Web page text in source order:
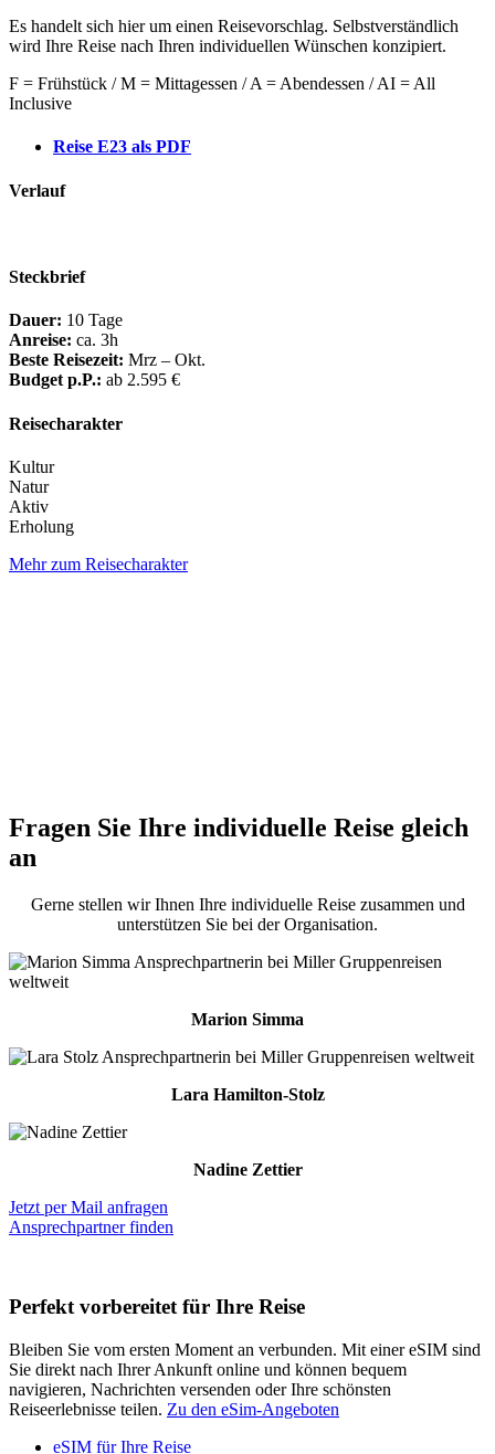
Es handelt sich hier um einen Reisevorschlag. Selbstverständlich
wird Ihre Reise nach Ihren individuellen Wünschen konzipiert.
F = Frühstück / M = Mittagessen / A = Abendessen / AI = All
Inclusive
Reise E23 als PDF
Verlauf
Steckbrief
Dauer: 10 Tage
Anreise: ca. 3h
Beste Reisezeit: Mrz – Okt.
Budget p.P.: ab 2.595 €
Reisecharakter
Kultur
Natur
Aktiv
Erholung
Mehr zum Reisecharakter
Fragen Sie Ihre individuelle Reise gleich
an
Gerne stellen wir Ihnen Ihre individuelle Reise zusammen und
unterstützen Sie bei der Organisation.
Marion Simma
Lara Hamilton-Stolz
Nadine Zettier
Jetzt per Mail anfragen
Ansprechpartner finden
Perfekt vorbereitet für Ihre Reise
Bleiben Sie vom ersten Moment an verbunden. Mit einer eSIM sind
Sie direkt nach Ihrer Ankunft online und können bequem
navigieren, Nachrichten versenden oder Ihre schönsten
Reiseerlebnisse teilen. Zu den eSim-Angeboten
eSIM für Ihre Reise